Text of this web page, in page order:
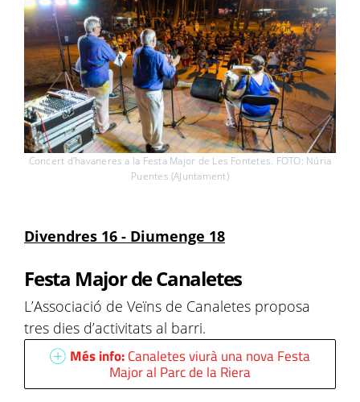
Concert d'havaneres a la Festa Major de Les Fontetes. FOTO: Núria
Puentes (AJuntament)
Divendres 16 - Diumenge 18
Festa Major de Canaletes
L’Associació de Veïns de Canaletes proposa
tres dies d’activitats al barri.
Més info:Canaletes viurà una nova Festa
Major al Parc de la Riera